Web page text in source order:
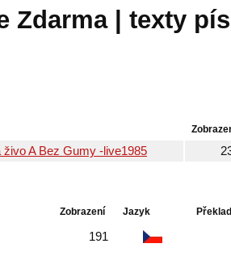
Zdarma | texty
A Bez Gumy -live1985
Zobrazení Jazyk Překlad
191